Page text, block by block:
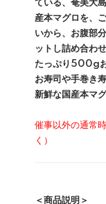
ている、奄美大
産本マグロを、
いから、お腹部
ットし詰め合わ
たっぷり500gお
お寿司や手巻き
新鮮な国産本マ
催事以外の通常
く）
＜商品説明＞